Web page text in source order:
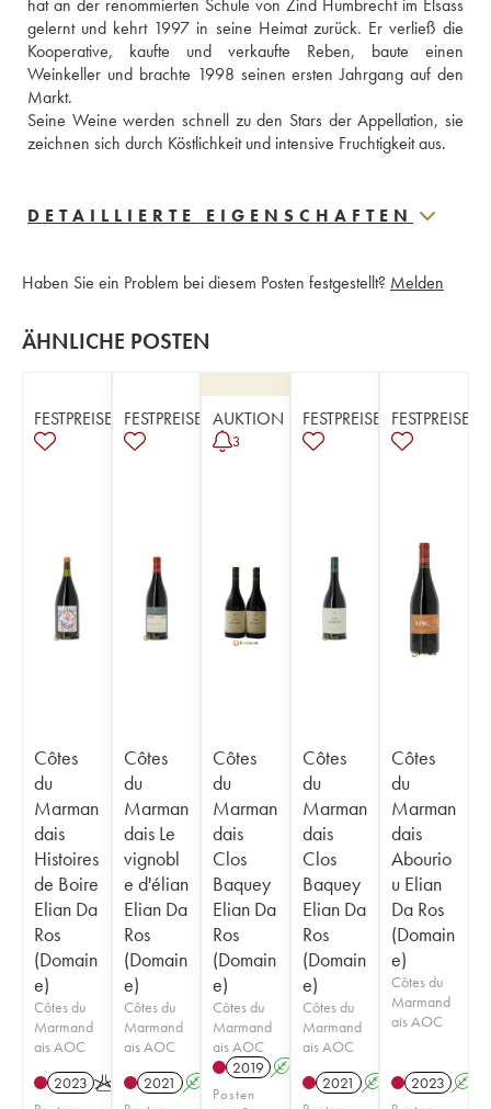
hat an der renommierten Schule von Zind Humbrecht im Elsass
gelernt und kehrt 1997 in seine Heimat zurück. Er verließ die
Kooperative, kaufte und verkaufte Reben, baute einen
Weinkeller und brachte 1998 seinen ersten Jahrgang auf den
Markt.
Seine Weine werden schnell zu den Stars der Appellation, sie
zeichnen sich durch Köstlichkeit und intensive Fruchtigkeit aus.
DETAILLIERTE EIGENSCHAFTEN
Haben Sie ein Problem bei diesem Posten festgestellt? Melden
ÄHNLICHE POSTEN
FESTPREISE
Côtes
du
Marman
dais
Histoires
de Boire
Elian Da
Ros
(Domain
e)
Côtes du
Marmand
ais AOC
2023 K
FESTPREISE
Côtes
du
Marman
dais Le
vignobl
e d'élian
Elian Da
Ros
(Domain
e)
Côtes du
Marmand
ais AOC
2021 A
AUKTION
3
Côtes
du
Marman
dais
Clos
Baquey
Elian Da
Ros
(Domain
e)
Côtes du
Marmand
ais AOC
2019 A
Posten
FESTPREISE
Côtes
du
Marman
dais
Clos
Baquey
Elian Da
Ros
(Domain
e)
Côtes du
Marmand
ais AOC
2021 A
FESTPREISE
Côtes
du
Marman
dais
Abourio
u Elian
Da Ros
(Domain
e)
Côtes du
Marmand
ais AOC
2023 A